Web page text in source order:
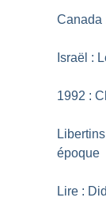
Canada
Israël :
1992 :
époque
Lire :